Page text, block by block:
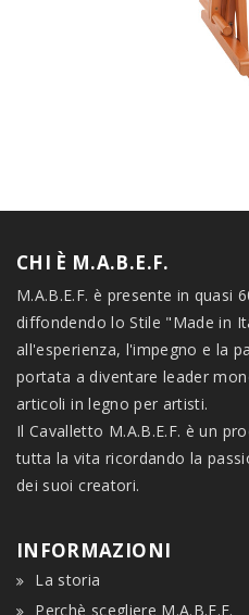
CHI È M.A.B.E.F.
M.A.B.E.F. è presente in quasi
diffondendo lo Stile "Made in
all'esperienza, l'impegno e la
portata a diventare leader
articoli in legno per artisti.
Il Cavalletto M.A.B.E.F. è un
tutta la vita ricordando la
dei suoi creatori.
INFORMAZIONI
La storia
Perchè scegliere M.A.B.E.F.